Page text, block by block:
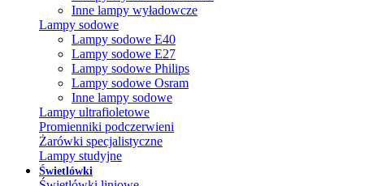
Inne lampy wyładowcze
Lampy sodowe
Lampy sodowe E40
Lampy sodowe E27
Lampy sodowe Philips
Lampy sodowe Osram
Inne lampy sodowe
Lampy ultrafioletowe
Promienniki podczerwieni
Żarówki specjalistyczne
Lampy studyjne
Świetlówki